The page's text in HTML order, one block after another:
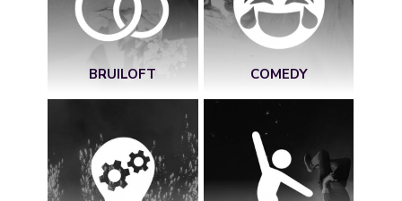
BRUILOFT COMEDY